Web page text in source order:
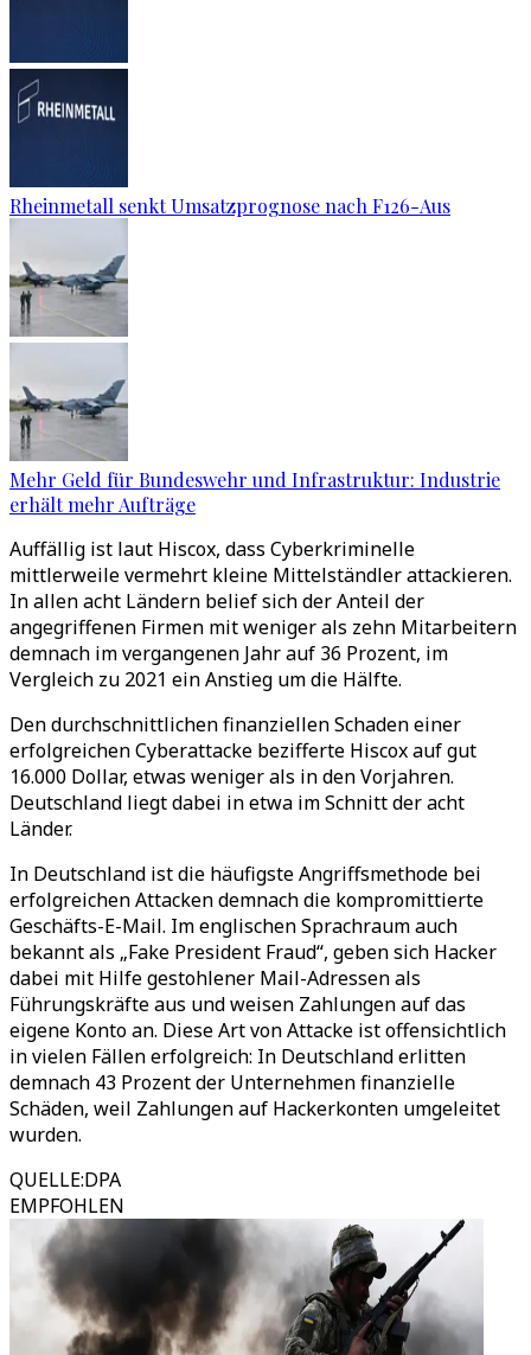
Rheinmetall senkt Umsatzprognose nach F126-Aus
Mehr Geld für Bundeswehr und Infrastruktur: Industrie
erhält mehr Aufträge
Auffällig ist laut Hiscox, dass Cyberkriminelle
mittlerweile vermehrt kleine Mittelständler attackieren.
In allen acht Ländern belief sich der Anteil der
angegriffenen Firmen mit weniger als zehn Mitarbeitern
demnach im vergangenen Jahr auf 36 Prozent, im
Vergleich zu 2021 ein Anstieg um die Hälfte.
Den durchschnittlichen finanziellen Schaden einer
erfolgreichen Cyberattacke bezifferte Hiscox auf gut
16.000 Dollar, etwas weniger als in den Vorjahren.
Deutschland liegt dabei in etwa im Schnitt der acht
Länder.
In Deutschland ist die häufigste Angriffsmethode bei
erfolgreichen Attacken demnach die kompromittierte
Geschäfts-E-Mail. Im englischen Sprachraum auch
bekannt als „Fake President Fraud“, geben sich Hacker
dabei mit Hilfe gestohlener Mail-Adressen als
Führungskräfte aus und weisen Zahlungen auf das
eigene Konto an. Diese Art von Attacke ist offensichtlich
in vielen Fällen erfolgreich: In Deutschland erlitten
demnach 43 Prozent der Unternehmen finanzielle
Schäden, weil Zahlungen auf Hackerkonten umgeleitet
wurden.
QUELLE:DPA
EMPFOHLEN